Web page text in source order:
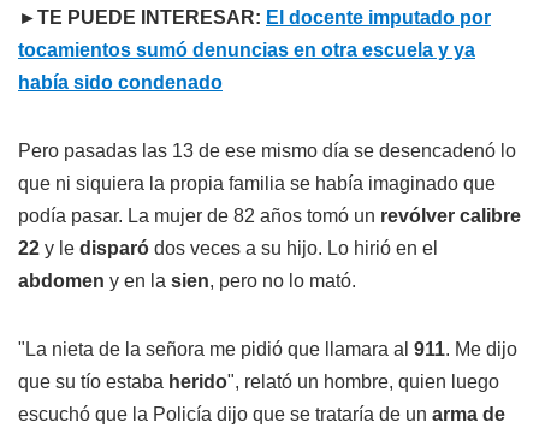
►TE PUEDE INTERESAR: El docente imputado por
tocamientos sumó denuncias en otra escuela y ya
había sido condenado
Pero pasadas las 13 de ese mismo día se desencadenó lo
que ni siquiera la propia familia se había imaginado que
podía pasar. La mujer de 82 años tomó un revólver calibre
22 y le disparó dos veces a su hijo. Lo hirió en el
abdomen y en la sien, pero no lo mató.
"La nieta de la señora me pidió que llamara al 911. Me dijo
que su tío estaba herido", relató un hombre, quien luego
escuchó que la Policía dijo que se trataría de un arma de